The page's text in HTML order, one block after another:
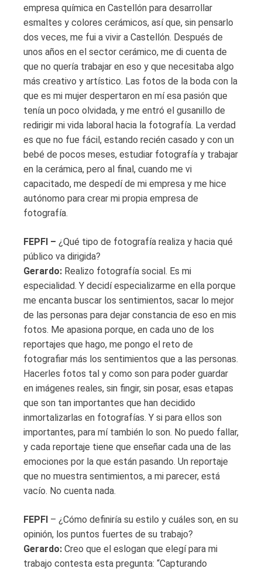
empresa química en Castellón para desarrollar
esmaltes y colores cerámicos, así que, sin pensarlo
dos veces, me fui a vivir a Castellón. Después de
unos años en el sector cerámico, me di cuenta de
que no quería trabajar en eso y que necesitaba algo
más creativo y artístico. Las fotos de la boda con la
que es mi mujer despertaron en mí esa pasión que
tenía un poco olvidada, y me entró el gusanillo de
redirigir mi vida laboral hacia la fotografía. La verdad
es que no fue fácil, estando recién casado y con un
bebé de pocos meses, estudiar fotografía y trabajar
en la cerámica, pero al final, cuando me vi
capacitado, me despedí de mi empresa y me hice
autónomo para crear mi propia empresa de
fotografía.
FEPFI – ¿Qué tipo de fotografía realiza y hacia qué
público va dirigida?
Gerardo: Realizo fotografía social. Es mi
especialidad. Y decidí especializarme en ella porque
me encanta buscar los sentimientos, sacar lo mejor
de las personas para dejar constancia de eso en mis
fotos. Me apasiona porque, en cada uno de los
reportajes que hago, me pongo el reto de
fotografiar más los sentimientos que a las personas.
Hacerles fotos tal y como son para poder guardar
en imágenes reales, sin fingir, sin posar, esas etapas
que son tan importantes que han decidido
inmortalizarlas en fotografías. Y si para ellos son
importantes, para mí también lo son. No puedo fallar,
y cada reportaje tiene que enseñar cada una de las
emociones por la que están pasando. Un reportaje
que no muestra sentimientos, a mi parecer, está
vacío. No cuenta nada.
FEPFI – ¿Cómo definiría su estilo y cuáles son, en su
opinión, los puntos fuertes de su trabajo?
Gerardo: Creo que el eslogan que elegí para mi
trabajo contesta esta pregunta: “Capturando